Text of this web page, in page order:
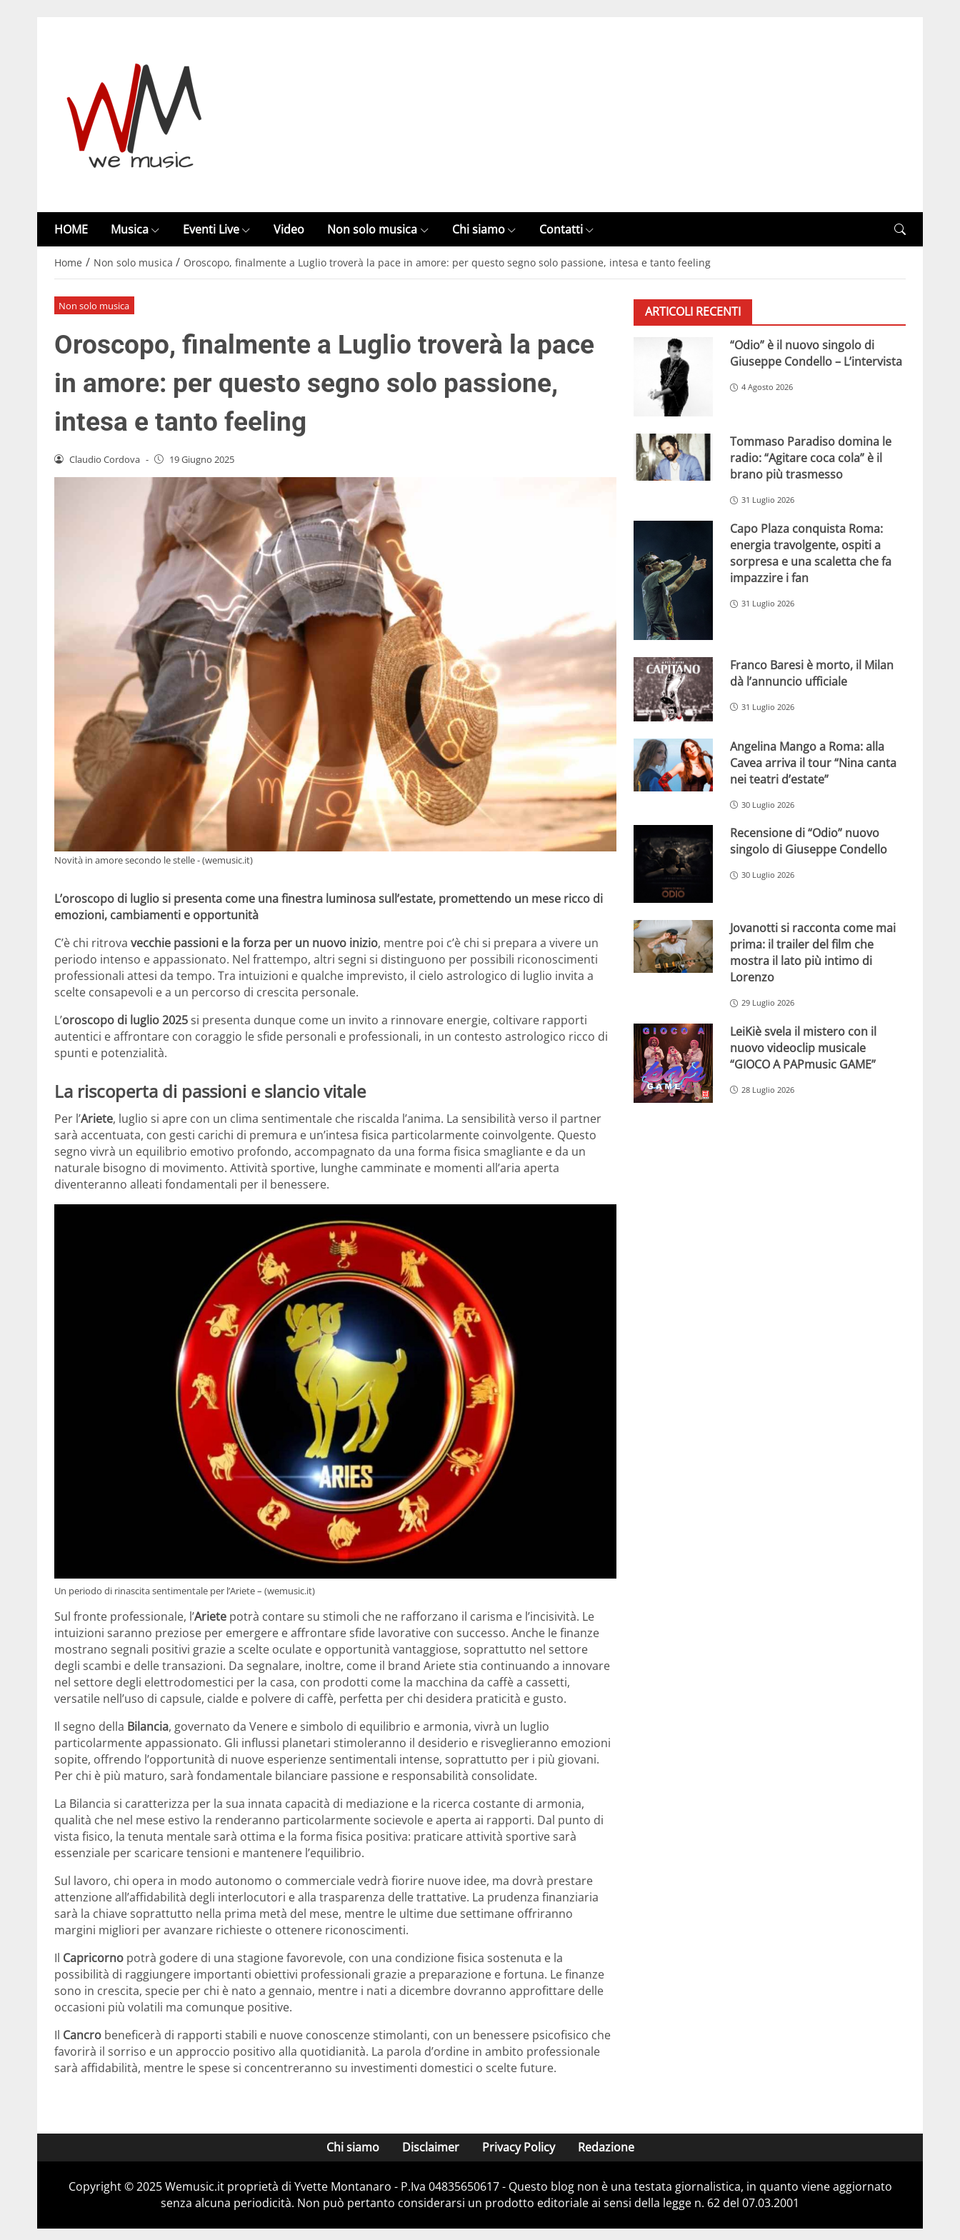
HOME Musica Eventi Live Video Non solo musica Chi siamo Contatti
Home / Non solo musica / Oroscopo, finalmente a Luglio troverà la pace in amore: per questo segno solo passione, intesa e tanto feeling
Non solo musica
Oroscopo, finalmente a Luglio troverà la pace
in amore: per questo segno solo passione,
intesa e tanto feeling
Claudio Cordova - 19 Giugno 2025
Novità in amore secondo le stelle - (wemusic.it)
L’oroscopo di luglio si presenta come una finestra luminosa sull’estate, promettendo un mese ricco di
emozioni, cambiamenti e opportunità
C’è chi ritrova vecchie passioni e la forza per un nuovo inizio, mentre poi c’è chi si prepara a vivere un
periodo intenso e appassionato. Nel frattempo, altri segni si distinguono per possibili riconoscimenti
professionali attesi da tempo. Tra intuizioni e qualche imprevisto, il cielo astrologico di luglio invita a
scelte consapevoli e a un percorso di crescita personale.
L’oroscopo di luglio 2025si presenta dunque come un invito a rinnovare energie, coltivare rapporti
autentici e affrontare con coraggio le sfide personali e professionali, in un contesto astrologico ricco di
spunti e potenzialità.
La riscoperta di passioni e slancio vitale
Per l’Ariete, luglio si apre con un clima sentimentale che riscalda l’anima. La sensibilità verso il partner
sarà accentuata, con gesti carichi di premura e un’intesa fisica particolarmente coinvolgente. Questo
segno vivrà un equilibrio emotivo profondo, accompagnato da una forma fisica smagliante e da un
naturale bisogno di movimento. Attività sportive, lunghe camminate e momenti all’aria aperta
diventeranno alleati fondamentali per il benessere.
Un periodo di rinascita sentimentale per l’Ariete – (wemusic.it)
Sul fronte professionale, l’Ariete potrà contare su stimoli che ne rafforzano il carisma e l’incisività. Le
intuizioni saranno preziose per emergere e affrontare sfide lavorative con successo. Anche le finanze
mostrano segnali positivi grazie a scelte oculate e opportunità vantaggiose, soprattutto nel settore
degli scambi e delle transazioni. Da segnalare, inoltre, come il brand Ariete stia continuando a innovare
nel settore degli elettrodomestici per la casa, con prodotti come la macchina da caffè a cassetti,
versatile nell’uso di capsule, cialde e polvere di caffè, perfetta per chi desidera praticità e gusto.
Il segno della Bilancia, governato da Venere e simbolo di equilibrio e armonia, vivrà un luglio
particolarmente appassionato. Gli influssi planetari stimoleranno il desiderio e risveglieranno emozioni
sopite, offrendo l’opportunità di nuove esperienze sentimentali intense, soprattutto per i più giovani.
Per chi è più maturo, sarà fondamentale bilanciare passione e responsabilità consolidate.
La Bilancia si caratterizza per la sua innata capacità di mediazione e la ricerca costante di armonia,
qualità che nel mese estivo la renderanno particolarmente socievole e aperta ai rapporti. Dal punto di
vista fisico, la tenuta mentale sarà ottima e la forma fisica positiva: praticare attività sportive sarà
essenziale per scaricare tensioni e mantenere l’equilibrio.
Sul lavoro, chi opera in modo autonomo o commerciale vedrà fiorire nuove idee, ma dovrà prestare
attenzione all’affidabilità degli interlocutori e alla trasparenza delle trattative. La prudenza finanziaria
sarà la chiave soprattutto nella prima metà del mese, mentre le ultime due settimane offriranno
margini migliori per avanzare richieste o ottenere riconoscimenti.
Il Capricorno potrà godere di una stagione favorevole, con una condizione fisica sostenuta e la
possibilità di raggiungere importanti obiettivi professionali grazie a preparazione e fortuna. Le finanze
sono in crescita, specie per chi è nato a gennaio, mentre i nati a dicembre dovranno approfittare delle
occasioni più volatili ma comunque positive.
Il Cancro beneficerà di rapporti stabili e nuove conoscenze stimolanti, con un benessere psicofisico che
favorirà il sorriso e un approccio positivo alla quotidianità. La parola d’ordine in ambito professionale
sarà affidabilità, mentre le spese si concentreranno su investimenti domestici o scelte future.
ARTICOLI RECENTI
“Odio” è il nuovo singolo di
Giuseppe Condello – L’intervista
4 Agosto 2026
Tommaso Paradiso domina le
radio: “Agitare coca cola” è il
brano più trasmesso
31 Luglio 2026
Capo Plaza conquista Roma:
energia travolgente, ospiti a
sorpresa e una scaletta che fa
impazzire i fan
31 Luglio 2026
Franco Baresi è morto, il Milan
dà l’annuncio ufficiale
31 Luglio 2026
Angelina Mango a Roma: alla
Cavea arriva il tour “Nina canta
nei teatri d’estate”
30 Luglio 2026
Recensione di “Odio” nuovo
singolo di Giuseppe Condello
30 Luglio 2026
Jovanotti si racconta come mai
prima: il trailer del film che
mostra il lato più intimo di
Lorenzo
29 Luglio 2026
LeiKiè svela il mistero con il
nuovo videoclip musicale
“GIOCO A PAPmusic GAME”
28 Luglio 2026
Chi siamo Disclaimer Privacy Policy Redazione
Copyright © 2025 Wemusic.it proprietà di Yvette Montanaro - P.Iva 04835650617 - Questo blog non è una testata giornalistica, in quanto viene aggiornato
senza alcuna periodicità. Non può pertanto considerarsi un prodotto editoriale ai sensi della legge n. 62 del 07.03.2001